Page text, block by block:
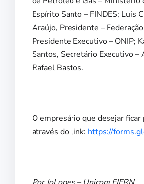
Espírito Santo – FINDES; Luis
Araújo, Presidente –
Presidente Executivo – ONIP;
Santos, Secretário Executivo –
Rafael Bastos.
O empresário que desejar
através do link: https://